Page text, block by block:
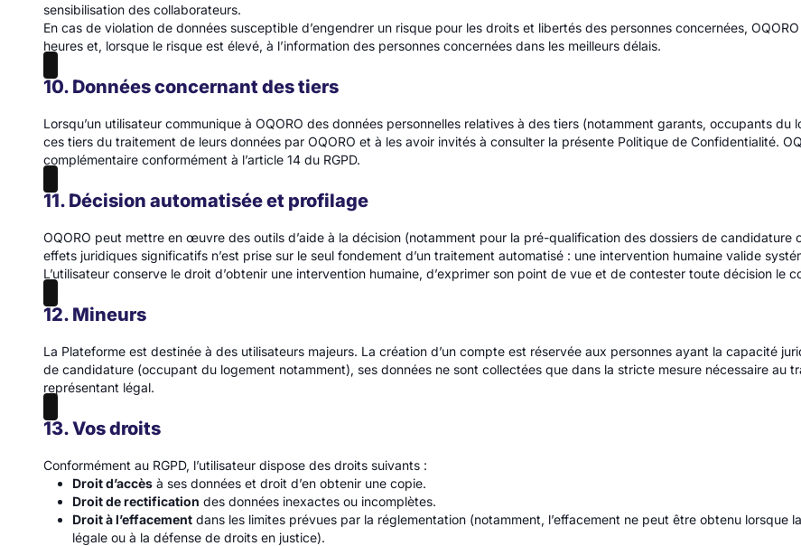
sensibilisation des collaborateurs.
En cas de violation de données susceptible d’engendrer un risque pour les droits et libertés des personnes concernées,
heures et, lorsque le risque est élevé, à l’information des personnes concernées dans les meilleurs délais.
10. Données concernant des tiers
Lorsqu’un utilisateur communique à OQORO des données personnelles relatives à des tiers (notamment garants, occupants
ces tiers du traitement de leurs données par OQORO et à les avoir invités à consulter la présente Politique de Confidentialité.
complémentaire conformément à l’article 14 du RGPD.
11. Décision automatisée et profilage
OQORO peut mettre en œuvre des outils d’aide à la décision (notamment pour la pré-qualification des dossiers de
effets juridiques significatifs n’est prise sur le seul fondement d’un traitement automatisé : une intervention humaine valide
L’utilisateur conserve le droit d’obtenir une intervention humaine, d’exprimer son point de vue et de contester toute décision le
12. Mineurs
La Plateforme est destinée à des utilisateurs majeurs. La création d’un compte est réservée aux personnes ayant la capacité
de candidature (occupant du logement notamment), ses données ne sont collectées que dans la stricte mesure nécessaire au
représentant légal.
13. Vos droits
Conformément au RGPD, l’utilisateur dispose des droits suivants :
Droit d’accès à ses données et droit d’en obtenir une copie.
Droit de rectification des données inexactes ou incomplètes.
Droit à l’effacement dans les limites prévues par la réglementation (notamment, l’effacement ne peut être obtenu lorsque
légale ou à la défense de droits en justice).